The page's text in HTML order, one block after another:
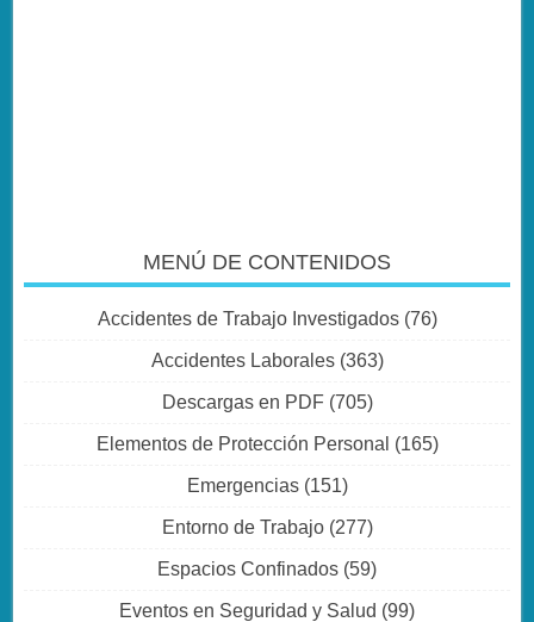
MENÚ DE CONTENIDOS
Accidentes de Trabajo Investigados(76)
Accidentes Laborales(363)
Descargas en PDF(705)
Elementos de Protección Personal (165)
Emergencias(151)
Entorno de Trabajo(277)
Espacios Confinados (59)
Eventos en Seguridad y Salud (99)